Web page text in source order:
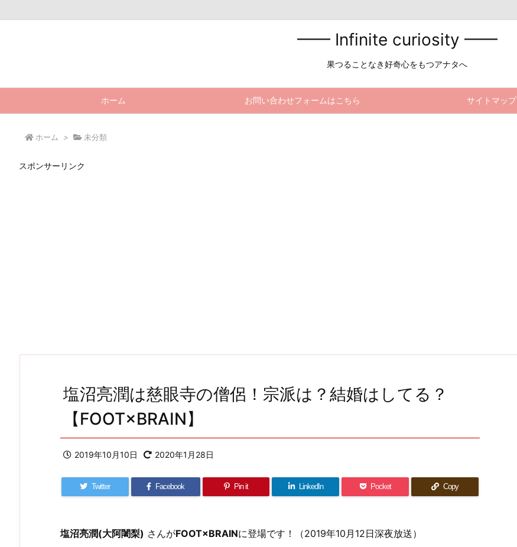
━━ Infinite curiosity ━━
果つることなき好奇心をもつアナタへ
ホーム お問い合わせフォームはこちら サイトマップ
ホーム > 未分類
スポンサーリンク
塩沼亮潤は慈眼寺の僧侶！宗派は？結婚はしてる？
【FOOT×BRAIN】
2019年10月10日 2020年1月28日
Twitter Facebook Pin it LinkedIn Pocket Copy
塩沼亮潤(大阿闍梨) さんがFOOT×BRAINに登場です！（2019年10月12日深夜放送）